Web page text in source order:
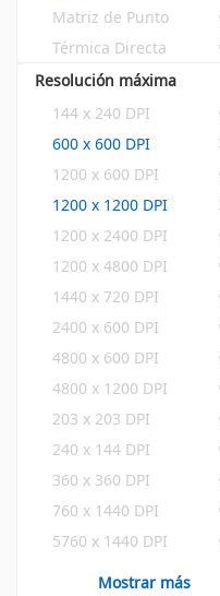
Matriz de Punto
Térmica Directa
Resolución máxima
144 x 240 DPI
600 x 600 DPI
1200 x 600 DPI
1200 x 1200 DPI
1200 x 2400 DPI
1200 x 4800 DPI
1440 x 720 DPI
2400 x 600 DPI
4800 x 600 DPI
4800 x 1200 DPI
203 x 203 DPI
240 x 144 DPI
360 x 360 DPI
760 x 1440 DPI
5760 x 1440 DPI
Mostrar más